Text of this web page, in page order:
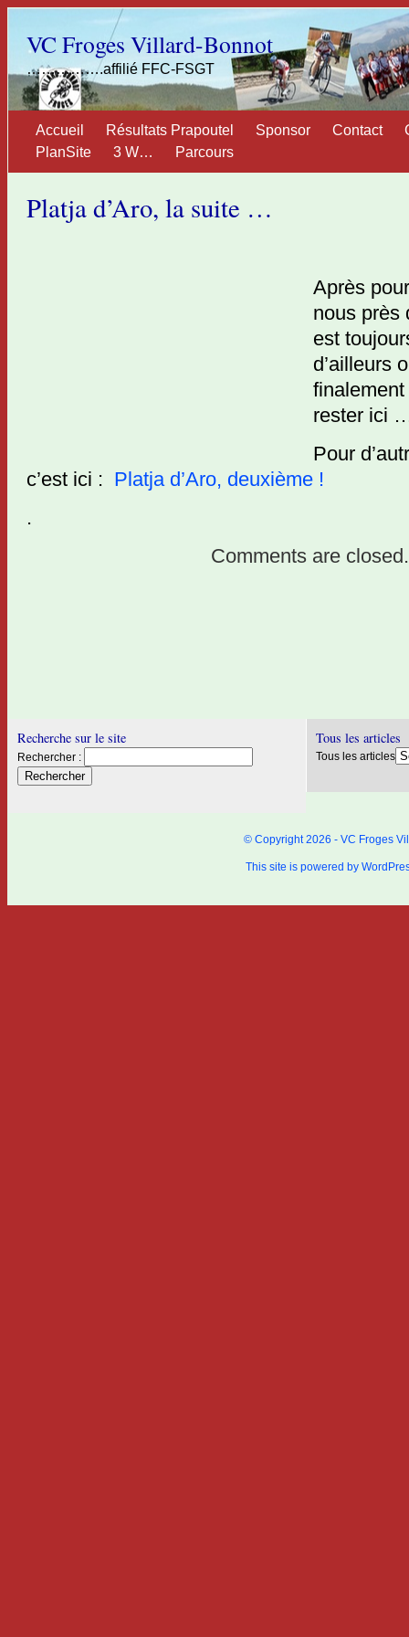
VC Froges Villard-Bonnot
…………….affilié FFC-FSGT
Accueil Résultats Prapoutel Sponsor Contact
PlanSite
3 W… Parcours
Platja d’Aro, la suite …
Après
nous près
est
d’ailleurs
rester ici
Pour
c’est ici : Platja d’Aro, deuxième !
.
Comments are closed.
Recherche sur le site
Rechercher :
Tous les articles
Tous les articles
© Copyright 2026 - VC Froges
This site is powered by